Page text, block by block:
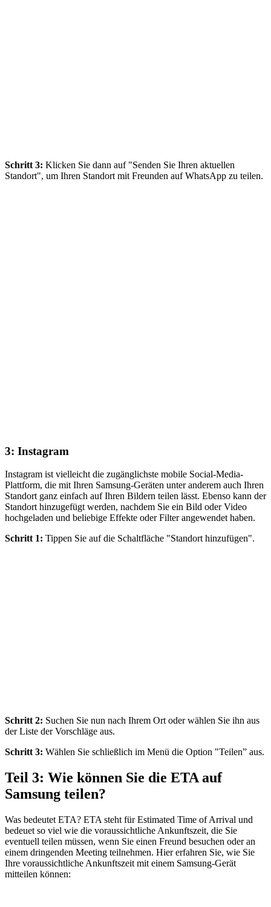
Schritt 3: Klicken Sie dann auf "Senden Sie Ihren aktuellen
Standort", um Ihren Standort mit Freunden auf WhatsApp zu teilen.
3: Instagram
Instagram ist vielleicht die zugänglichste mobile Social-Media-
Plattform, die mit Ihren Samsung-Geräten unter anderem auch Ihren
Standort ganz einfach auf Ihren Bildern teilen lässt. Ebenso kann der
Standort hinzugefügt werden, nachdem Sie ein Bild oder Video
hochgeladen und beliebige Effekte oder Filter angewendet haben.
Schritt 1: Tippen Sie auf die Schaltfläche "Standort hinzufügen".
Schritt 2: Suchen Sie nun nach Ihrem Ort oder wählen Sie ihn aus
der Liste der Vorschläge aus.
Schritt 3: Wählen Sie schließlich im Menü die Option "Teilen” aus.
Teil 3: Wie können Sie die ETA auf
Samsung teilen?
Was bedeutet ETA? ETA steht für Estimated Time of Arrival und
bedeuet so viel wie die voraussichtliche Ankunftszeit, die Sie
eventuell teilen müssen, wenn Sie einen Freund besuchen oder an
einem dringenden Meeting teilnehmen. Hier erfahren Sie, wie Sie
Ihre voraussichtliche Ankunftszeit mit einem Samsung-Gerät
mitteilen können: